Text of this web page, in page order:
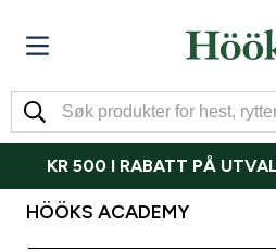
KR 500 I RABATT PÅ
HÖÖKS ACADEMY